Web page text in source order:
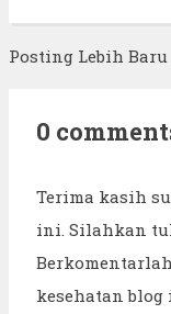
Posting Lebih Baru
0
Terima kasih
ini. Silahkan
kesehatan